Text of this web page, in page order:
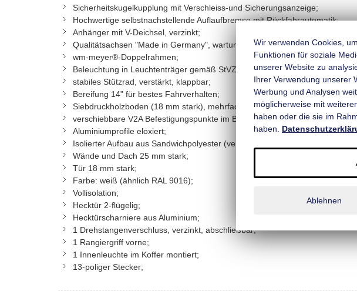
Sicherheitskugelkupplung mit Verschleiss-und Sicherungsanzeige;
Hochwertige selbstnachstellende Auflaufbremse mit Rückfahrautomatik;
Anhänger mit V-Deichsel, verzinkt;
Qualitätsachsen "Made in Germany", wartungsarm und verzinkt, mit
wm-meyer®-Doppelrahmen;
Beleuchtung in Leuchtenträger gemäß StVZO, mit Nebelschlussleuchte
stabiles Stützrad, verstärkt, klappbar;
Bereifung 14" für bestes Fahrverhalten;
Siebdruckholzboden (18 mm stark), mehrfach wasserfest beschichtet und
verschiebbare V2A Befestigungspunkte im Boden-Wand-Profil, recht und
Aluminiumprofile eloxiert;
Isolierter Aufbau aus Sandwichpolyester (verstärktes Polyester);
Wände und Dach 25 mm stark;
Tür 18 mm stark;
Farbe: weiß (ähnlich RAL 9016);
Vollisolation;
Hecktür 2-flügelig;
Hecktürscharniere aus Aluminium;
1 Drehstangenverschluss, verzinkt, abschließbar;
1 Rangiergriff vorne;
1 Innenleuchte im Koffer montiert;
13-poliger Stecker;
Wir verwenden Cookies,
Funktionen für soziale
unserer Website zu
Ihrer Verwendung unserer
Werbung und Analysen
möglicherweise mit
haben oder die sie im
haben.
Ablehnen